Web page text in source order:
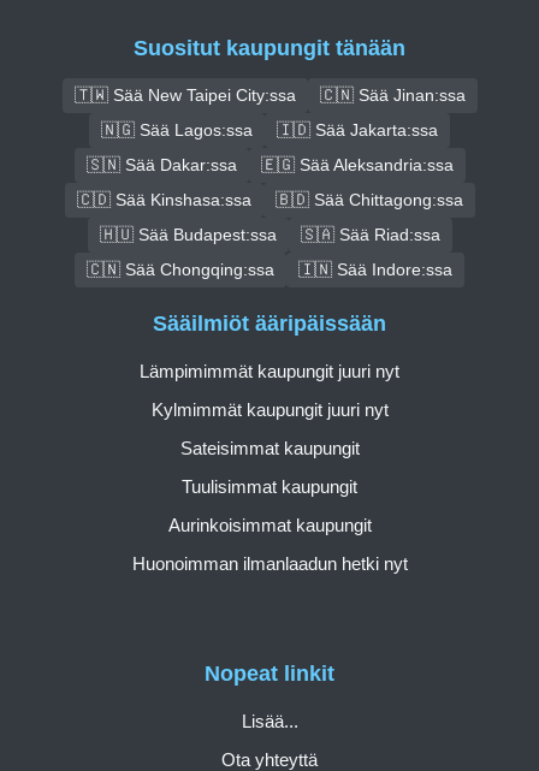
Suositut kaupungit tänään
🇹🇼 Sää New Taipei City:ssa
🇨🇳 Sää Jinan:ssa
🇳🇬 Sää Lagos:ssa
🇮🇩 Sää Jakarta:ssa
🇸🇳 Sää Dakar:ssa
🇪🇬 Sää Aleksandria:ssa
🇨🇩 Sää Kinshasa:ssa
🇧🇩 Sää Chittagong:ssa
🇭🇺 Sää Budapest:ssa
🇸🇦 Sää Riad:ssa
🇨🇳 Sää Chongqing:ssa
🇮🇳 Sää Indore:ssa
Nopeat linkit
Lisää...
Ota yhteyttä
Sääilmiöt ääripäissään
Lämpimimmät kaupungit juuri nyt
Kylmimmät kaupungit juuri nyt
Sateisimmat kaupungit
Tuulisimmat kaupungit
Aurinkoisimmat kaupungit
Huonoimman ilmanlaadun hetki nyt